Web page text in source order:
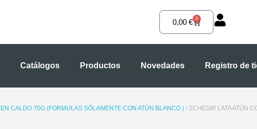
0,00 € 0
Carrito
Catálogos Productos Novedades Registro de
CALDO 70G (FORMULAS SÓLAMENTE CON ATÚN BLANCO ) / SCHESIR LATA ATÚN